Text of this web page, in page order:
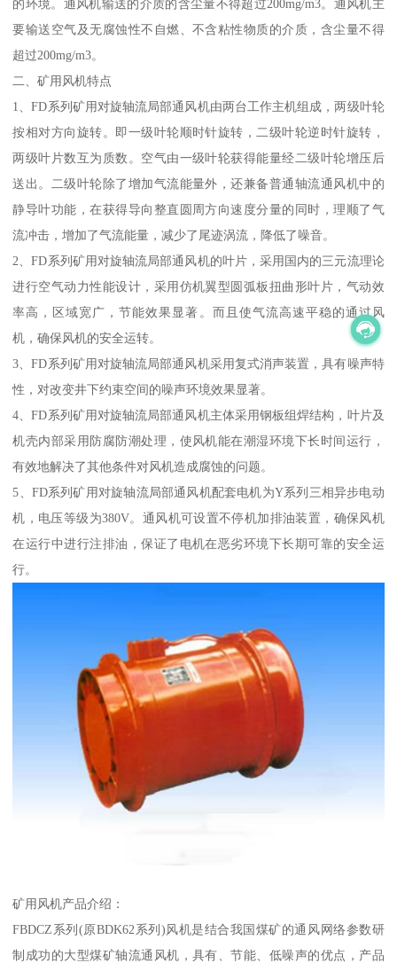
的环境。通风机输送的介质的含尘量不得超过200mg/m3。通风机主
要输送空气及无腐蚀性不自燃、不含粘性物质的介质，含尘量不得
超过200mg/m3。
二、矿用风机特点
1、FD系列矿用对旋轴流局部通风机由两台工作主机组成，两级叶轮
按相对方向旋转。即一级叶轮顺时针旋转，二级叶轮逆时针旋转，
两级叶片数互为质数。空气由一级叶轮获得能量经二级叶轮增压后
送出。二级叶轮除了增加气流能量外，还兼备普通轴流通风机中的
静导叶功能，在获得导向整直圆周方向速度分量的同时，理顺了气
流冲击，增加了气流能量，减少了尾迹涡流，降低了噪音。
2、FD系列矿用对旋轴流局部通风机的叶片，采用国内的三元流理论
进行空气动力性能设计，采用仿机翼型圆弧板扭曲形叶片，气动效
率高，区域宽广，节能效果显著。而且使气流高速平稳的通过风
机，确保风机的安全运转。
3、FD系列矿用对旋轴流局部通风机采用复式消声装置，具有噪声特
性，对改变井下约束空间的噪声环境效果显著。
4、FD系列矿用对旋轴流局部通风机主体采用钢板组焊结构，叶片及
机壳内部采用防腐防潮处理，使风机能在潮湿环境下长时间运行，
有效地解决了其他条件对风机造成腐蚀的问题。
5、FD系列矿用对旋轴流局部通风机配套电机为Y系列三相异步电动
机，电压等级为380V。通风机可设置不停机加排油装置，确保风机
在运行中进行注排油，保证了电机在恶劣环境下长期可靠的安全运
行。
矿用风机产品介绍：
FBDCZ系列(原BDK62系列)风机是结合我国煤矿的通风网络参数研
制成功的大型煤矿轴流通风机，具有、节能、低噪声的优点，产品